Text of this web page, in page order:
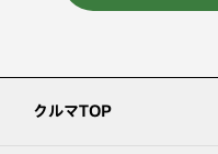
クルマTOP